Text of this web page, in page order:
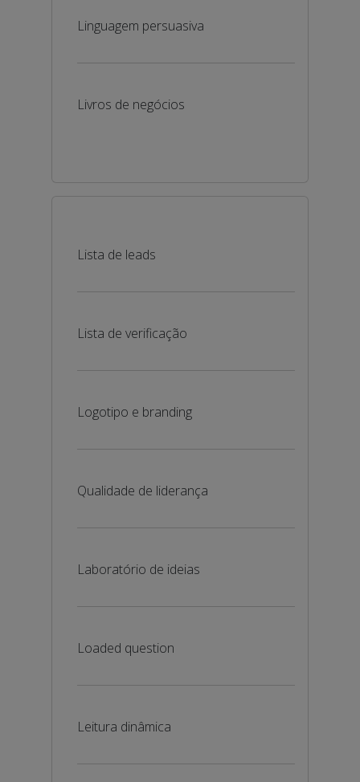
Linguagem persuasiva
Livros de negócios
Lista de leads
Lista de verificação
Logotipo e branding
Qualidade de liderança
Laboratório de ideias
Loaded question
Leitura dinâmica